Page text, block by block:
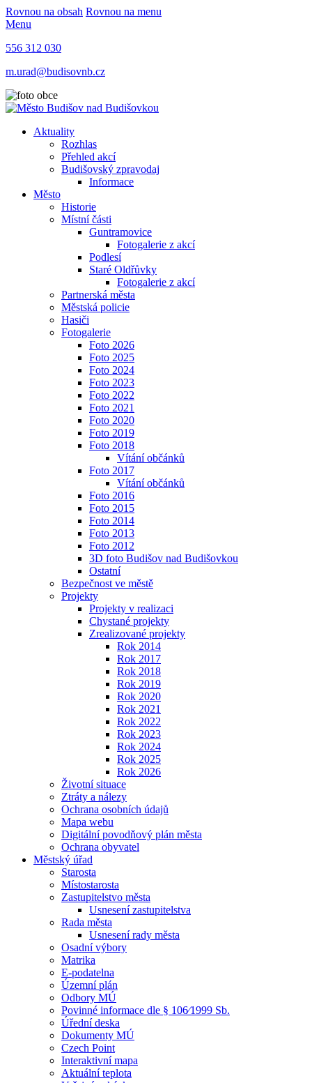
Rovnou na obsah Rovnou na menu
Menu
556 312 030
m.urad@budisovnb.cz
Aktuality
Rozhlas
Přehled akcí
Budišovský zpravodaj
Informace
Město
Historie
Místní části
Guntramovice
Fotogalerie z akcí
Podlesí
Staré Oldřůvky
Fotogalerie z akcí
Partnerská města
Městská policie
Hasiči
Fotogalerie
Foto 2026
Foto 2025
Foto 2024
Foto 2023
Foto 2022
Foto 2021
Foto 2020
Foto 2019
Foto 2018
Vítání občánků
Foto 2017
Vítání občánků
Foto 2016
Foto 2015
Foto 2014
Foto 2013
Foto 2012
3D foto Budišov nad Budišovkou
Ostatní
Bezpečnost ve městě
Projekty
Projekty v realizaci
Chystané projekty
Zrealizované projekty
Rok 2014
Rok 2017
Rok 2018
Rok 2019
Rok 2020
Rok 2021
Rok 2022
Rok 2023
Rok 2024
Rok 2025
Rok 2026
Životní situace
Ztráty a nálezy
Ochrana osobních údajů
Mapa webu
Digitální povodňový plán města
Ochrana obyvatel
Městský úřad
Starosta
Místostarosta
Zastupitelstvo města
Usnesení zastupitelstva
Rada města
Usnesení rady města
Osadní výbory
Matrika
E-podatelna
Územní plán
Odbory MÚ
Povinné informace dle § 106⁄1999 Sb.
Úřední deska
Dokumenty MÚ
Czech Point
Interaktivní mapa
Aktuální teplota